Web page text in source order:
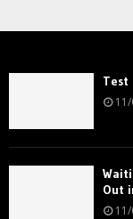
Test
Out